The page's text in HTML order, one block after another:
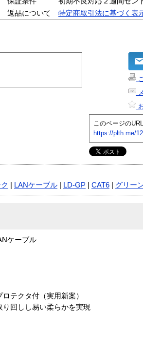
返品について
特定商取引法に基づく表
このページのURL
https://plth.me/
LANケーブル LD-GP CAT6 グリー
ケーブル
テクタ付（実用新案）
回しし易い柔らかを実現